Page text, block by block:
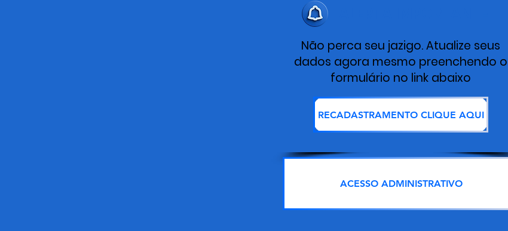
Não perca seu jazigo. Atualize seus
dados agora mesmo preenchendo o
formulário no link abaixo
RECADASTRAMENTO CLIQUE AQUI
ACESSO ADMINISTRATIVO